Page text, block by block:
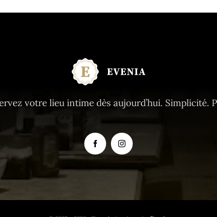
votre lieu intime dès aujourd’hui. Simplicité.